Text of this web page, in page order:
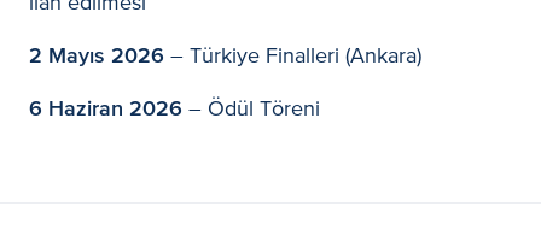
2 Mayıs 2026 – Türkiye Finalleri (Ankara)
6 Haziran 2026 – Ödül Töreni